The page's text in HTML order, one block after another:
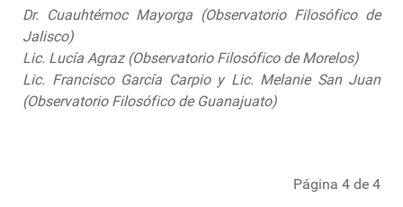
Dr. Cuauhtémoc Mayorga (Observatorio Filosófico de
Jalisco)
Lic. Lucía Agraz (Observatorio Filosófico de Morelos)
Lic. Francisco García Carpio y Lic. Melanie San Juan
(Observatorio Filosófico de Guanajuato)
Página 4 de 4